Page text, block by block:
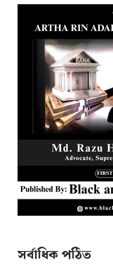
সর্বাধিক পঠিত